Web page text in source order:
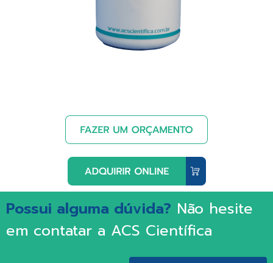
Possui alguma dúvida? Não hesite
em contatar a ACS Científica